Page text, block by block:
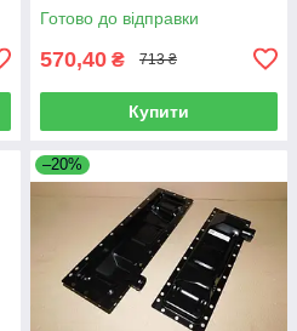
Готово до відправки
570,40 ₴ 713 ₴
Купити
–20%